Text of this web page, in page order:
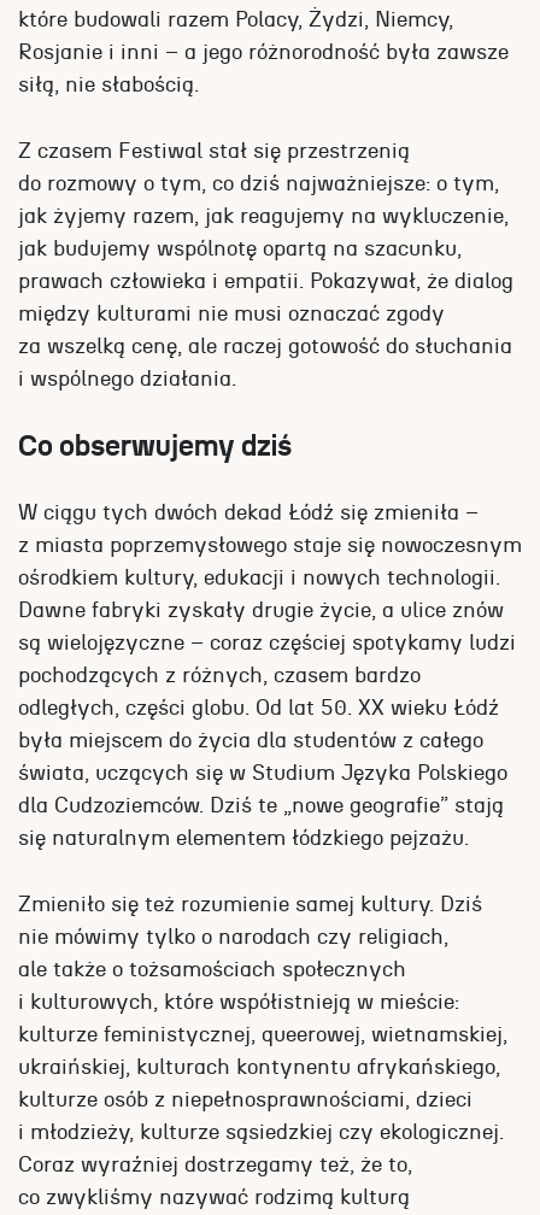
które budowali razem Polacy, Żydzi, Niemcy,
Rosjanie i inni – a jego różnorodność była zawsze
siłą, nie słabością.
Z czasem Festiwal stał się przestrzenią
do rozmowy o tym, co dziś najważniejsze: o tym,
jak żyjemy razem, jak reagujemy na wykluczenie,
jak budujemy wspólnotę opartą na szacunku,
prawach człowieka i empatii. Pokazywał, że dialog
między kulturami nie musi oznaczać zgody
za wszelką cenę, ale raczej gotowość do słuchania
i wspólnego działania.
Co obserwujemy dziś
W ciągu tych dwóch dekad Łódź się zmieniła –
z miasta poprzemysłowego staje się nowoczesnym
ośrodkiem kultury, edukacji i nowych technologii.
Dawne fabryki zyskały drugie życie, a ulice znów
są wielojęzyczne – coraz częściej spotykamy ludzi
pochodzących z różnych, czasem bardzo
odległych, części globu. Od lat 50. XX wieku Łódź
była miejscem do życia dla studentów z całego
świata, uczących się w Studium Języka Polskiego
dla Cudzoziemców. Dziś te „nowe geografie” stają
się naturalnym elementem łódzkiego pejzażu.
Zmieniło się też rozumienie samej kultury. Dziś
nie mówimy tylko o narodach czy religiach,
ale także o tożsamościach społecznych
i kulturowych, które współistnieją w mieście:
kulturze feministycznej, queerowej, wietnamskiej,
ukraińskiej, kulturach kontynentu afrykańskiego,
kulturze osób z niepełnosprawnościami, dzieci
i młodzieży, kulturze sąsiedzkiej czy ekologicznej.
Coraz wyraźniej dostrzegamy też, że to,
co zwykliśmy nazywać rodzimą kulturą